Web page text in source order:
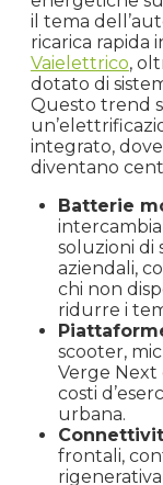
il tema
ricarica rapida
Vaielettrico,
dotato di
Questo trend
integrato,
diventano
Batterie
soluzioni di
aziendali,
chi non
ridurre i
scooter,
Verge Next
costi
urbana.
frontali,